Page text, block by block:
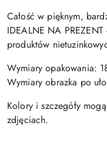
Całość w pięknym,
IDEALNE NA
produktów
Wymiary opakowania:
Wymiary obrazka po
Kolory i szczegóły
zdjęciach.